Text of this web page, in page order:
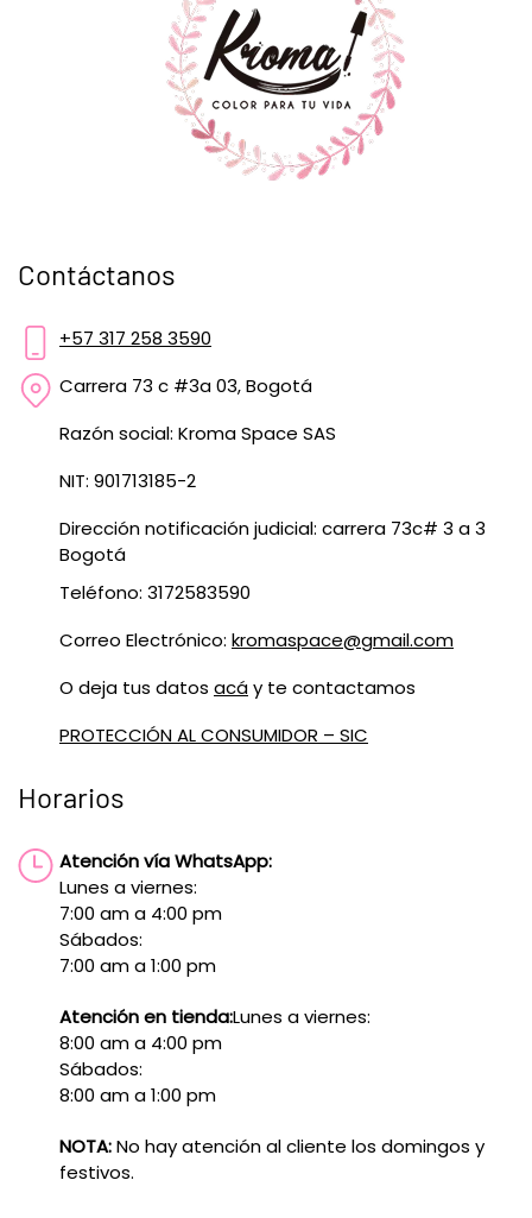
Contáctanos
+57 317 258 3590
Carrera 73 c #3a 03, Bogotá
Razón social: Kroma Space SAS
NIT: 901713185-2
Dirección notificación judicial: carrera 73c# 3 a 3
Bogotá
Teléfono: 3172583590
Correo Electrónico: kromaspace@gmail.com
O deja tus datos acáy te contactamos
PROTECCIÓN AL CONSUMIDOR – SIC
Horarios
Atención vía WhatsApp:
Lunes a viernes:
7:00 am a 4:00 pm
Sábados:
7:00 am a 1:00 pm
Atención en tienda:Lunes a viernes:
8:00 am a 4:00 pm
Sábados:
8:00 am a 1:00 pm
NOTA:No hay atención al cliente los domingos y
festivos.